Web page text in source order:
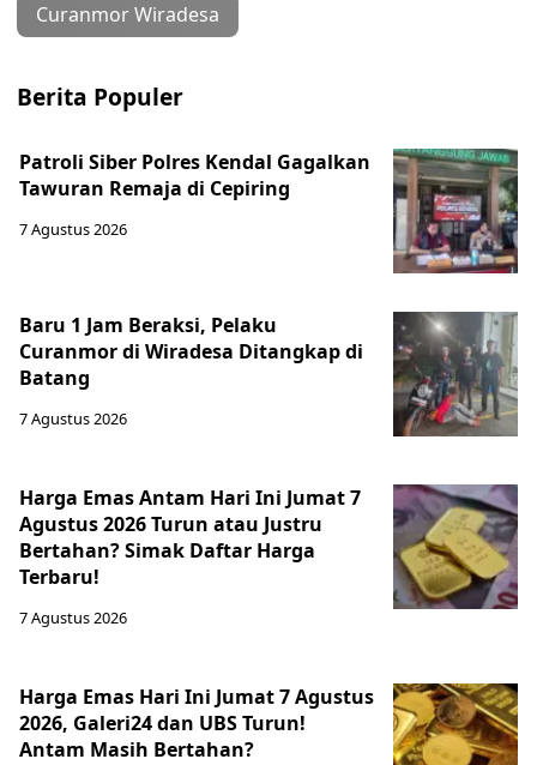
Curanmor Wiradesa
Berita Populer
Patroli Siber Polres Kendal Gagalkan
Tawuran Remaja di Cepiring
7 Agustus 2026
Baru 1 Jam Beraksi, Pelaku
Curanmor di Wiradesa Ditangkap di
Batang
7 Agustus 2026
Harga Emas Antam Hari Ini Jumat 7
Agustus 2026 Turun atau Justru
Bertahan? Simak Daftar Harga
Terbaru!
7 Agustus 2026
Harga Emas Hari Ini Jumat 7 Agustus
2026, Galeri24 dan UBS Turun!
Antam Masih Bertahan?